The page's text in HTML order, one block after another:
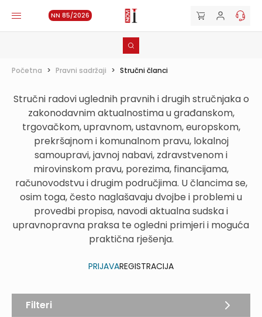
NN 85/2026
Početna > Pravni sadržaji > Stručni članci
Stručni radovi uglednih pravnih i drugih stručnjaka o
zakonodavnim aktualnostima u građanskom,
trgovačkom, upravnom, ustavnom, europskom,
prekršajnom i komunalnom pravu, lokalnoj
samoupravi, javnoj nabavi, zdravstvenom i
mirovinskom pravu, porezima, financijama,
računovodstvu i drugim područjima. U člancima se,
osim toga, često naglašavaju dvojbe i problemi u
provedbi propisa, navodi aktualna sudska i
upravnopravna praksa te ogledni primjeri i moguća
praktična rješenja.
PRIJAVAREGISTRACIJA
Filteri